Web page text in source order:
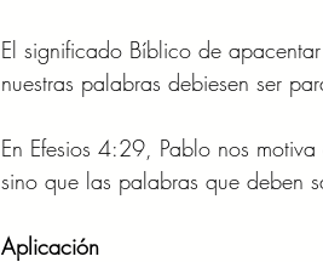
El significado Bíblico de
nuestras palabras debiesen ser
En Efesios 4:29, Pablo nos
sino que las palabras que deben
Aplicación